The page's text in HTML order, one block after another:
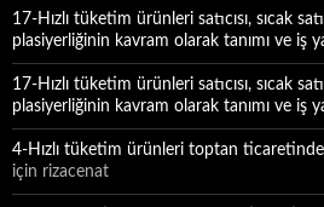
17-Hızlı tüketim ürünleri satıcısı, sıcak
plasiyerliğinin kavram olarak tanımı ve iş
17-Hızlı tüketim ürünleri satıcısı, sıcak
plasiyerliğinin kavram olarak tanımı ve iş
4-Hızlı tüketim ürünleri toptan
için rizacenat